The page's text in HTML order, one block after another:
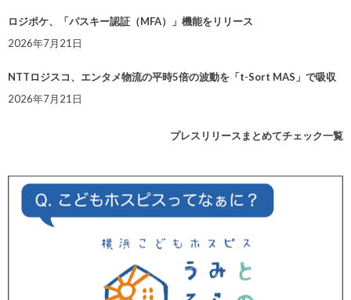
ロジポケ、「パスキー認証（MFA）」機能をリリース
2026年7月21日
NTTロジスコ、エンタメ物流の平時5倍の波動を「t-Sort MAS」で吸収
2026年7月21日
プレスリリースまとめてチェック一覧